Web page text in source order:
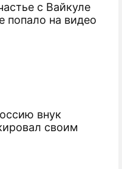
с Вайкуле
попало на видео
внук
своим